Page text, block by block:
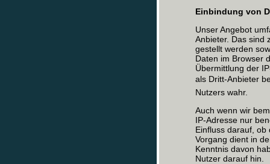
Einbindung von
Unser Angebot
Anbieter. Das sind
gestellt werden
Daten im Browser
Übermittlung der
als Dritt-Anbieter
Nutzers wahr.
Auch wenn wir
IP-Adresse nur
Einfluss darauf, ob
Vorgang dient in
Kenntnis davon
Nutzer darauf hin.